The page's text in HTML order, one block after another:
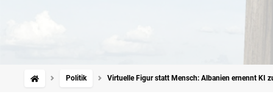
Politik Virtuelle Figur statt Mensch: Albanien ernennt KI